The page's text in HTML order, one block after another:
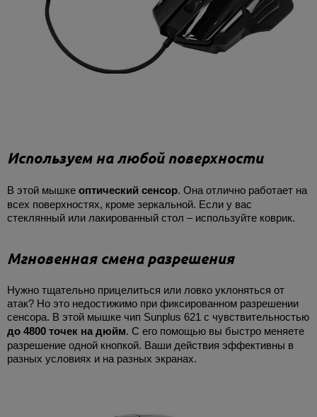
Используем на любой поверхности
В этой мышке оптический сенсор. Она отлично работает на
всех поверхностях, кроме зеркальной. Если у вас
стеклянный или лакированный стол – используйте коврик.
Мгновенная смена разрешения
Нужно тщательно прицелиться или ловко уклоняться от
атак? Но это недостижимо при фиксированном разрешении
сенсора. В этой мышке чип Sunplus 621 с чувствительностью
до 4800 точек на дюйм. С его помощью вы быстро меняете
разрешение одной кнопкой. Ваши действия эффективны в
разных условиях и на разных экранах.